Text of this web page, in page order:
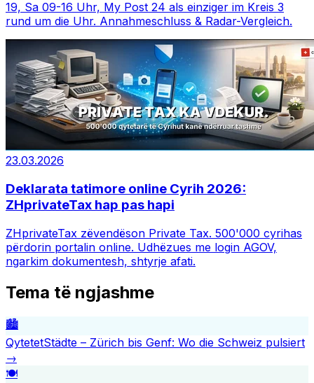
19, Sa 09-16 Uhr, My Post 24 als einziger im Kreis 3
rund um die Uhr. Annahmeschluss & Radar-Vergleich.
23.03.2026
Deklarata tatimore online Cyrih 2026:
ZHprivateTax hap pas hapi
ZHprivateTax zëvendëson Private Tax. 500'000 cyrihas
përdorin portalin online. Udhëzues me login AGOV,
ngarkim dokumentesh, shtyrje afati.
Tema të ngjashme
🏙️
QytetetStädte – Zürich bis Genf: Wo die Schweiz pulsiert
→
🍽️